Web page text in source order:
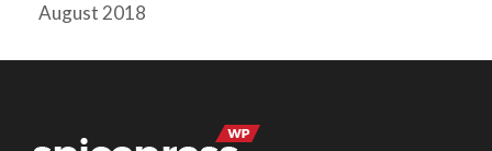
August 2018